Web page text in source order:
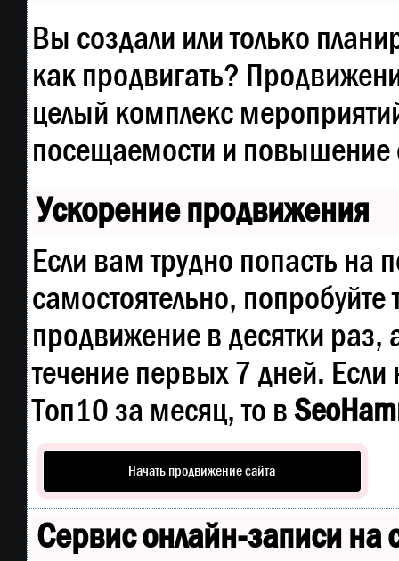
Вы создали или только
как продвигать?
целый комплекс
посещаемости и повышение
Ускорение продвижения
Если вам трудно попасть на
самостоятельно, попробуйте
продвижение в десятки раз,
течение первых 7 дней.
Топ10 за месяц, то в
Начать продвижение сайта
Сервис онлайн-записи на